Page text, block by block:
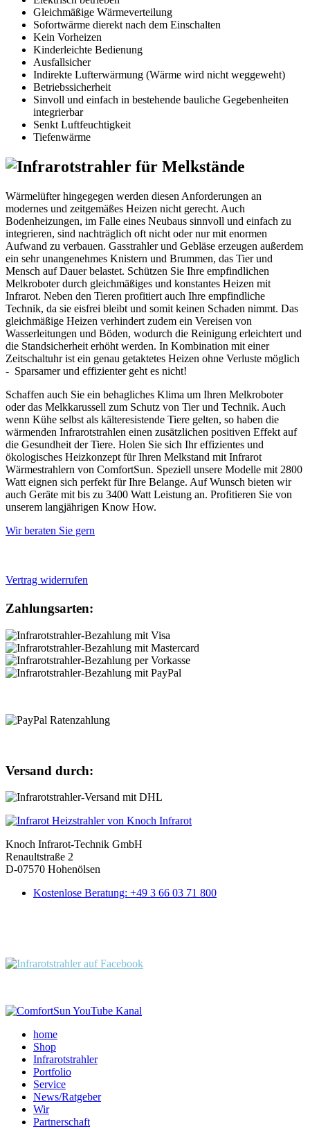
Gleichmäßige Wärmeverteilung
Sofortwärme dierekt nach dem Einschalten
Kein Vorheizen
Kinderleichte Bedienung
Ausfallsicher
Indirekte Lufterwärmung (Wärme wird nicht weggeweht)
Betriebssicherheit
Sinvoll und einfach in bestehende bauliche Gegebenheiten
integrierbar
Senkt Luftfeuchtigkeit
Tiefenwärme
Wärmelüfter hingegegen werden diesen Anforderungen an
modernes und zeitgemäßes Heizen nicht gerecht. Auch
Bodenheizungen, im Falle eines Neubaus sinnvoll und einfach zu
integrieren, sind nachträglich oft nicht oder nur mit enormen
Aufwand zu verbauen. Gasstrahler und Gebläse erzeugen außerdem
ein sehr unangenehmes Knistern und Brummen, das Tier und
Mensch auf Dauer belastet. Schützen Sie Ihre empfindlichen
Melkroboter durch gleichmäßiges und konstantes Heizen mit
Infrarot. Neben den Tieren profitiert auch Ihre empfindliche
Technik, da sie eisfrei bleibt und somit keinen Schaden nimmt. Das
gleichmäßige Heizen verhindert zudem ein Vereisen von
Wasserleitungen und Böden, wodurch die Reinigung erleichtert und
die Standsicherheit erhöht werden. In Kombination mit einer
Zeitschaltuhr ist ein genau getaktetes Heizen ohne Verluste möglich
- Sparsamer und effizienter geht es nicht!
Schaffen auch Sie ein behagliches Klima um Ihren Melkroboter
oder das Melkkarussell zum Schutz von Tier und Technik. Auch
wenn Kühe selbst als kälteresistende Tiere gelten, so haben die
wärmenden Infrarotstrahlen einen zusätzlichen positiven Effekt auf
die Gesundheit der Tiere. Holen Sie sich Ihr effizientes und
ökologisches Heizkonzept für Ihren Melkstand mit Infrarot
Wärmestrahlern von ComfortSun. Speziell unsere Modelle mit 2800
Watt eignen sich perfekt für Ihre Belange. Auf Wunsch bieten wir
auch Geräte mit bis zu 3400 Watt Leistung an. Profitieren Sie von
unserem langjährigen Know How.
Wir beraten Sie gern
Vertrag widerrufen
Zahlungsarten:
Versand durch:
Knoch Infrarot-Technik GmbH
Renaultstraße 2
D-07570 Hohenölsen
Kostenlose Beratung: +49 3 66 03 71 800
home
Shop
Infrarotstrahler
Portfolio
Service
News/Ratgeber
Wir
Partnerschaft